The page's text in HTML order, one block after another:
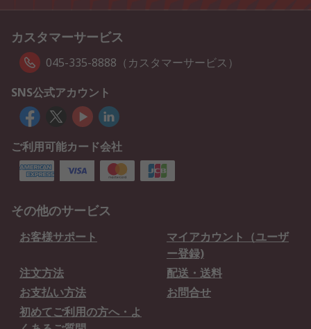
カスタマーサービス
045-335-8888（カスタマーサービス）
SNS公式アカウント
ご利用可能カード会社
その他のサービス
お客様サポート
マイアカウント（ユーザ
ー登録)
注文方法
配送・送料
お支払い方法
お問合せ
初めてご利用の方へ・よ